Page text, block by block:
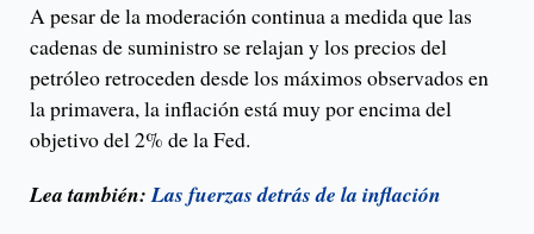
A pesar de la moderación continua a medida que las
cadenas de suministro se relajan y los precios del
petróleo retroceden desde los máximos observados en
la primavera, la inflación está muy por encima del
objetivo del 2% de la Fed.
Lea también:Las fuerzas detrás de la inflación